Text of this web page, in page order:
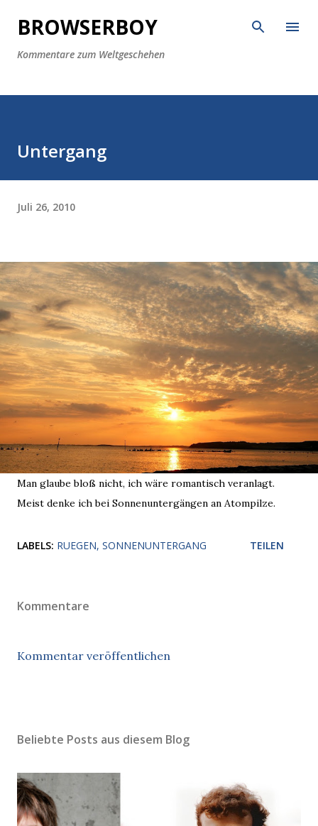
Direkt zum Hauptbereich
BROWSERBOY
Kommentare zum Weltgeschehen
Untergang
Juli 26, 2010
Man glaube bloß nicht, ich wäre romantisch veranlagt.
Meist denke ich bei Sonnenuntergängen an Atompilze.
LABELS: RUEGEN SONNENUNTERGANG TEILEN
Kommentare
Kommentar veröffentlichen
Beliebte Posts aus diesem Blog